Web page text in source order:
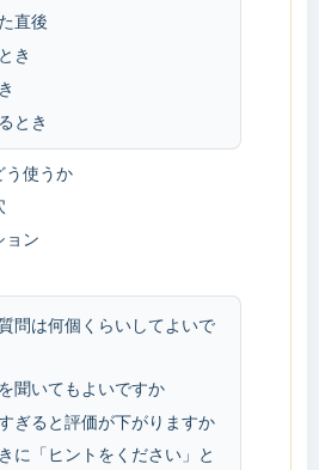
直後
き
とき
う使うか
ョン
問は何個くらいしてよいで
聞いてもよいですか
ぎると評価が下がりますか
に「ヒントをください」と